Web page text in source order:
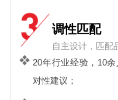
调性匹配
自主设计，匹配
20年行业经验，10
对性建议；